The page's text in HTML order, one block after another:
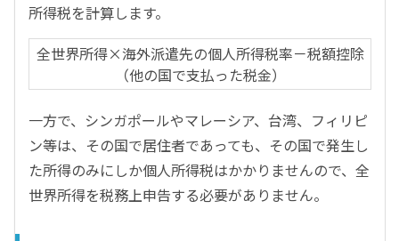
所得税を計算します。
全世界所得×海外派遣先の個人所得税率－税額控除
（他の国で支払った税金）
一方で、シンガポールやマレーシア、台湾、フィリピ
ン等は、その国で居住者であっても、その国で発生し
た所得のみにしか個人所得税はかかりませんので、全
世界所得を税務上申告する必要がありません。